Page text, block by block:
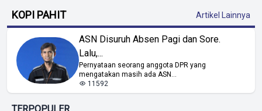
KOPI PAHIT Artikel Lainnya
ASN Disuruh Absen Pagi dan Sore.
Lalu,...
Pernyataan seorang anggota DPR yang
mengatakan masih ada ASN...
11592